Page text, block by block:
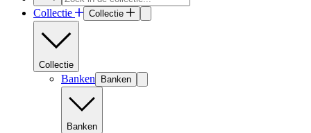
Collectie Collectie
Collectie
Banken Banken
Banken